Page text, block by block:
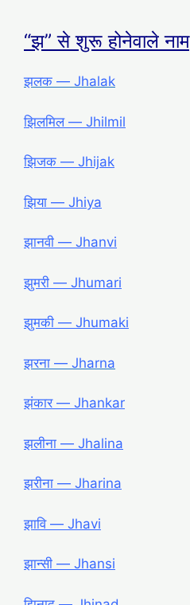
“झ” से शुरू होनेवाले नाम
झलक ― Jhalak
झिलमिल ― Jhilmil
झिजक ― Jhijak
झिया ― Jhiya
झानवी ― Jhanvi
झुमरी ― Jhumari
झुमकी ― Jhumaki
झरना ― Jharna
झंकार ― Jhankar
झलीना ― Jhalina
झरीना ― Jharina
झावि ― Jhavi
झान्सी ― Jhansi